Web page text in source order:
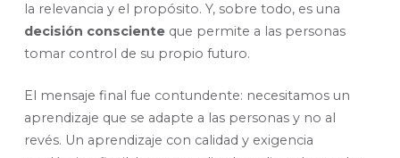
la relevancia y el propósito. Y, sobre todo, es una
decisión consciente que permite a las personas
tomar control de su propio futuro.
El mensaje final fue contundente: necesitamos un
aprendizaje que se adapte a las personas y no al
revés. Un aprendizaje con calidad y exigencia